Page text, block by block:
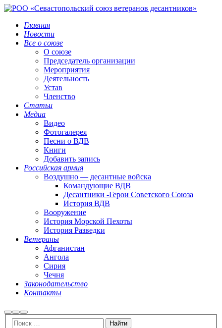
Главная
Новости
Все о союзе
О союзе
Председатель организации
Мероприятия
Деятельность
Устав
Членство
Статьи
Медиа
Видео
Фотогалерея
Песни о ВДВ
Книги
Добавить запись
Российская армия
Воздушно — десантные войска
Командующие ВДВ
Десантники -Герои Советского Союза
История ВДВ
Вооружение
История Морской Пехоты
История Разведки
Ветераны
Афганистан
Ангола
Сирия
Чечня
Законодательство
Контакты
НайтиБольше
информации
Главное
меню